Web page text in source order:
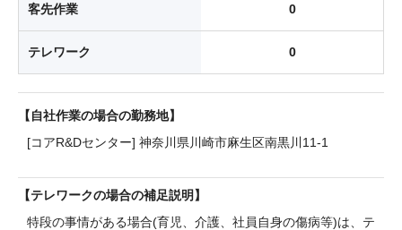
客先作業 0
テレワーク 0
自社作業の場合の勤務地
[コアR&Dセンター] 神奈川県川崎市麻生区南黒川11-1
テレワークの場合の補足説明
特段の事情がある場合(育児、介護、社員自身の傷病等)は、テ